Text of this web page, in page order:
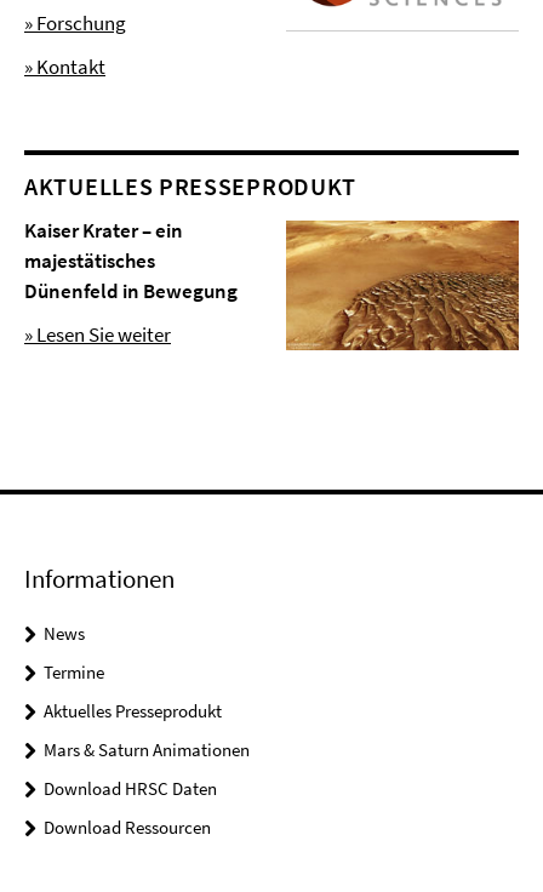
» Forschung
» Kontakt
AKTUELLES PRESSEPRODUKT
Kaiser Krater – ein
majestätisches
Dünenfeld in Bewegung
» Lesen Sie weiter
Informationen
News
Termine
Aktuelles Presseprodukt
Mars & Saturn Animationen
Download HRSC Daten
Download Ressourcen